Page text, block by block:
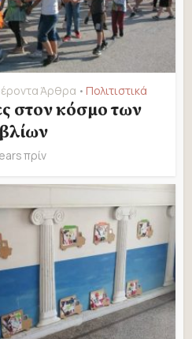
Άρθρα • Πολιτιστικά
στον κόσμο των
πρίν